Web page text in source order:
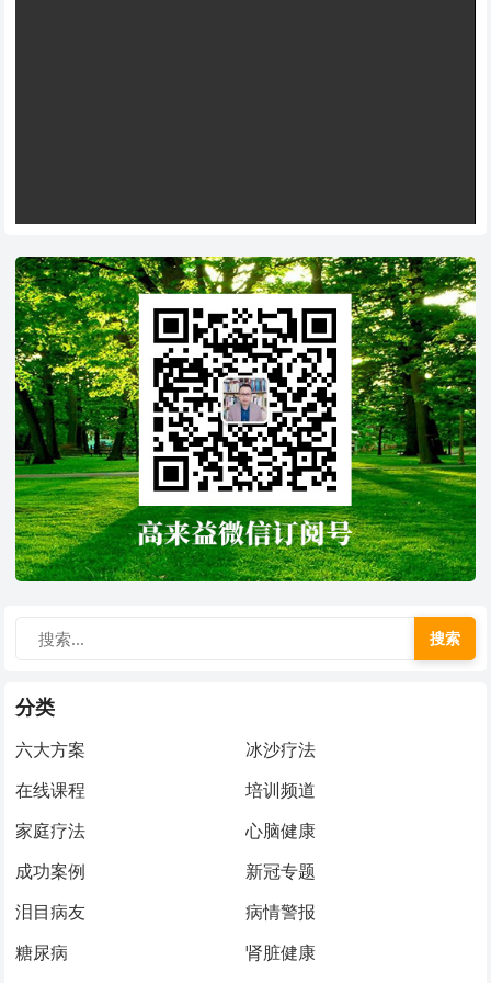
搜索
分类
六大方案
冰沙疗法
在线课程
培训频道
家庭疗法
心脑健康
成功案例
新冠专题
泪目病友
病情警报
糖尿病
肾脏健康